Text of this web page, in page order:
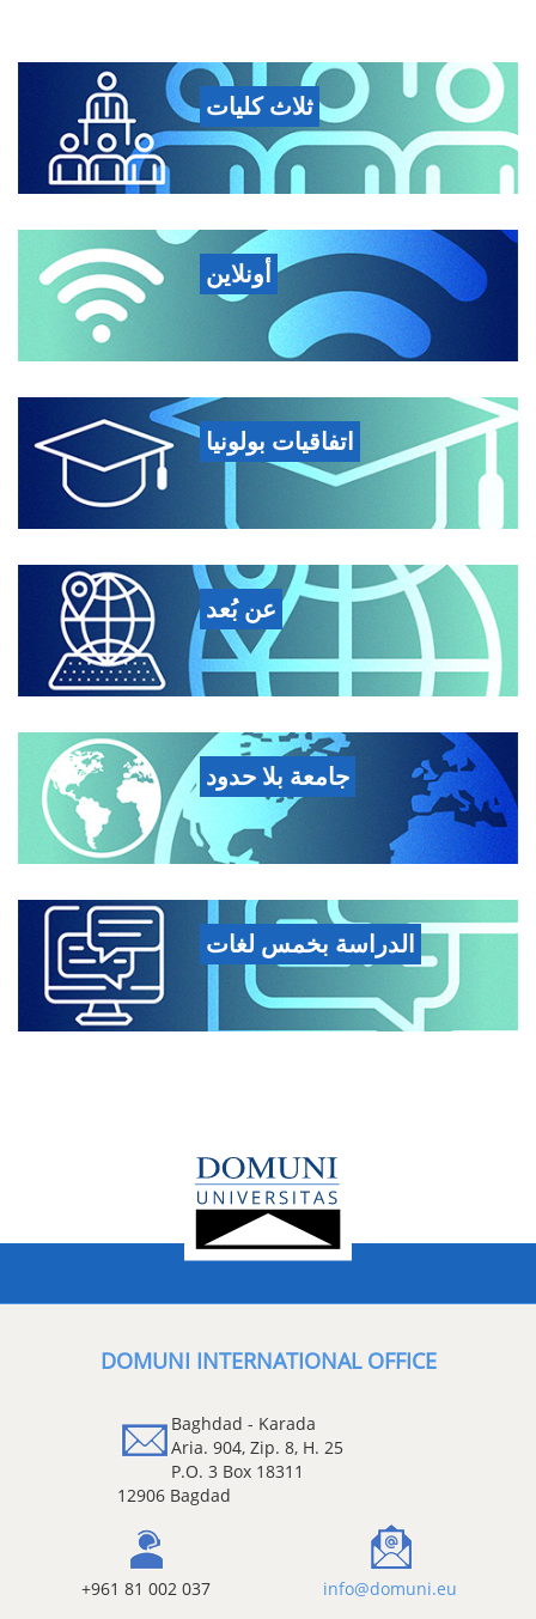
ثلاث كليات
أونلاين
اتفاقيات بولونيا
عن بُعد
جامعة بلا حدود
الدراسة بخمس لغات
DOMUNI INTERNATIONAL OFFICE
Baghdad - Karada
Aria. 904, Zip. 8, H. 25
P.O. 3 Box 18311
12906 Bagdad
+961 81 002 037 info@domuni.eu